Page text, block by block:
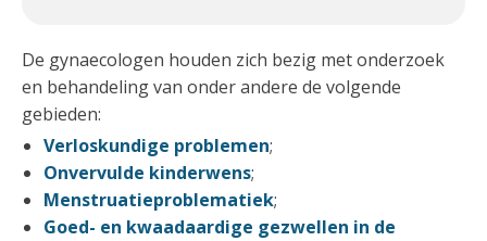
De gynaecologen houden zich bezig met onderzoek
en behandeling van onder andere de volgende
gebieden:
Verloskundige problemen;
Onvervulde kinderwens;
Menstruatieproblematiek;
Goed- en kwaadaardige gezwellen in de